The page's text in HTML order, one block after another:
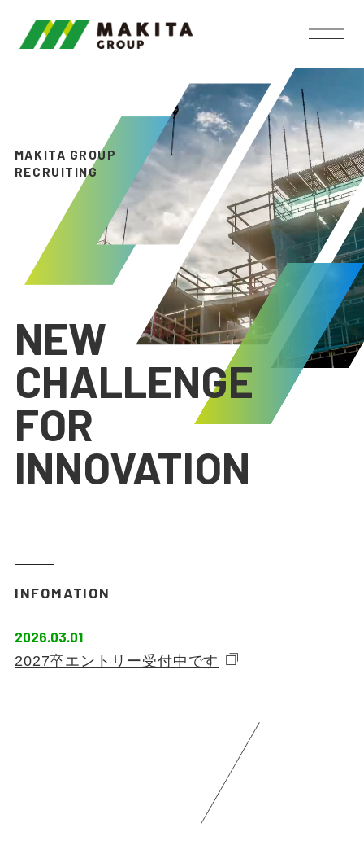
MAKITA GROUP
RECRUITING
NEW
CHALLENGE
FOR
INNOVATION
INFOMATION
2026.03.01
2027卒エントリー受付中です